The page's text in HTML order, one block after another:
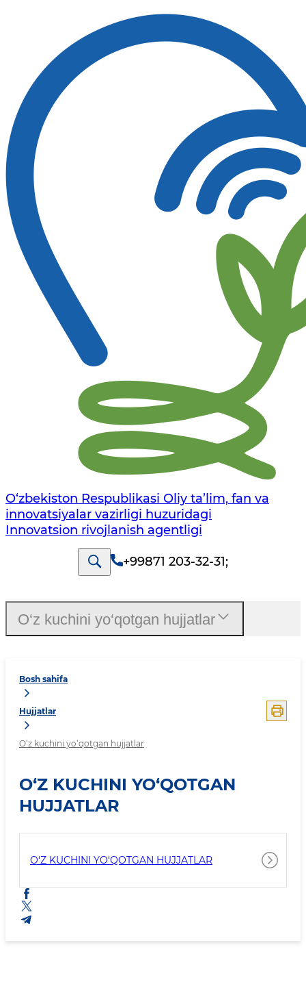
O‘zbekiston Respublikasi Oliy ta’lim, fan va
innovatsiyalar vazirligi huzuridagi
Innovatsion rivojlanish agentligi
+99871 203-32-31;
Bosh sahifa
Hujjatlar
O‘z kuchini yo‘qotgan hujjatlar
O‘Z KUCHINI YO‘QOTGAN
HUJJATLAR
O‘Z KUCHINI YO‘QOTGAN HUJJATLAR
O‘z kuchini yo‘qotgan hujjatlar